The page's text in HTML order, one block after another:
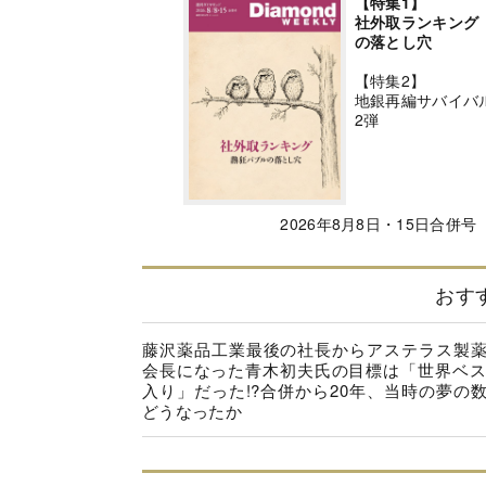
社外取ランキン
の落とし穴
【特集2】
地銀再編サバイ
2弾
2026年8月8日・15日合併号
おす
藤沢薬品工業最後の社長からアステラス製
会長になった青木初夫氏の目標は「世界ベ
入り」だった!?合併から20年、当時の夢の
どうなったか